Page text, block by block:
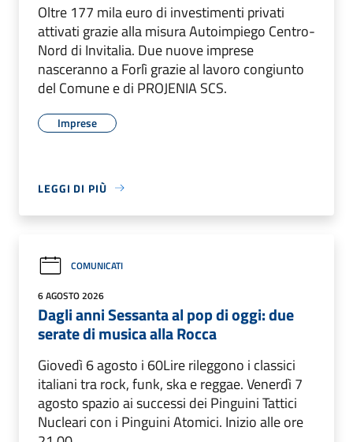
Oltre 177 mila euro di investimenti privati
attivati grazie alla misura Autoimpiego Centro-
Nord di Invitalia. Due nuove imprese
nasceranno a Forlì grazie al lavoro congiunto
del Comune e di PROJENIA SCS.
Imprese
LEGGI DI PIÙ
COMUNICATI
6 AGOSTO 2026
Dagli anni Sessanta al pop di oggi: due
serate di musica alla Rocca
Giovedì 6 agosto i 60Lire rileggono i classici
italiani tra rock, funk, ska e reggae. Venerdì 7
agosto spazio ai successi dei Pinguini Tattici
Nucleari con i Pinguini Atomici. Inizio alle ore